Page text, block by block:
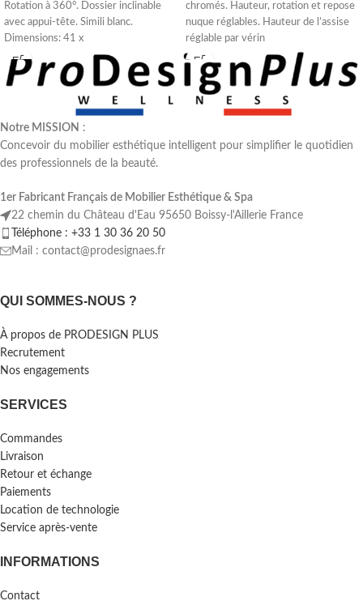
Rotation à 360°. Dossier inclinable
avec appui-tête. Simili blanc.
Dimensions: 41 x
chromés. Hauteur, rotation et repose
nuque réglables. Hauteur de l’assise
réglable par vérin
hydraulique.Hauteur hors
Notre MISSION :
Concevoir du mobilier esthétique intelligent pour simplifier le quotidien
des professionnels de la beauté.
1er Fabricant Français de Mobilier Esthétique & Spa
22 chemin du Château d'Eau 95650 Boissy-l'Aillerie France
Téléphone : +33 1 30 36 20 50
Mail : contact@prodesignaes.fr
QUI SOMMES-NOUS ?
À propos de PRODESIGN PLUS
Recrutement
Nos engagements
SERVICES
Commandes
Livraison
Retour et échange
Paiements
Location de technologie
Service après-vente
INFORMATIONS
Contact